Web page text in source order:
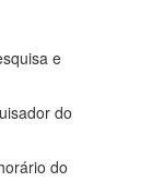
e
do
do